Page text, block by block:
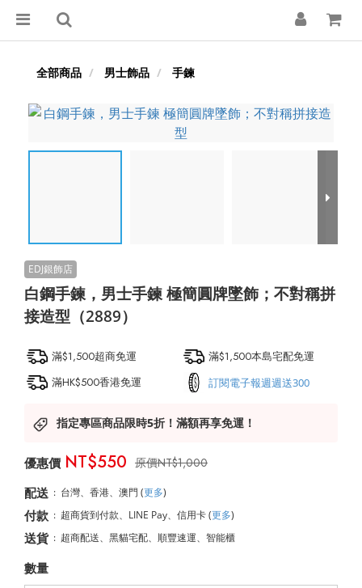
全部商品 男士飾品 手鍊
白鋼手鍊，男士手鍊 極簡圓牌墜飾；不對稱拼
接造型（2889）
滿$1,500超商免運
滿$1,500本島宅配免運
滿HK$500香港免運
訂閱電子報週週送300
指定專區商品限時5折！滿額再享免運！
NT$1,000
NT$550
配送 : 台灣、香港、澳門 (更多)
付款 : 超商貨到付款、LINE Pay、信用卡(更多)
送貨 : 超商配送、黑貓宅配、順豐速運、智能櫃
數量